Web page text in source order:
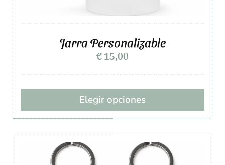
Jarra Personalizable
€15,00
Elegir opciones